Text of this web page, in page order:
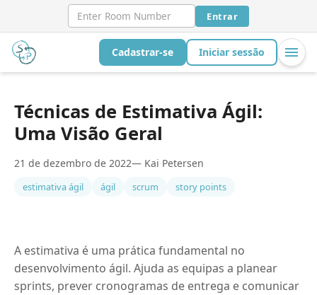
Entrar
Cadastrar-se Iniciar sessão
Técnicas de Estimativa Ágil:
Uma Visão Geral
21 de dezembro de 2022— Kai Petersen
estimativa ágil ágil scrum story points
A estimativa é uma prática fundamental no
desenvolvimento ágil. Ajuda as equipas a planear
sprints, prever cronogramas de entrega e comunicar